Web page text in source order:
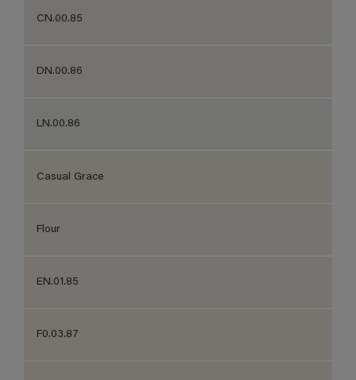
CN.00.85
DN.00.86
LN.00.86
Casual Grace
Flour
EN.01.85
F0.03.87